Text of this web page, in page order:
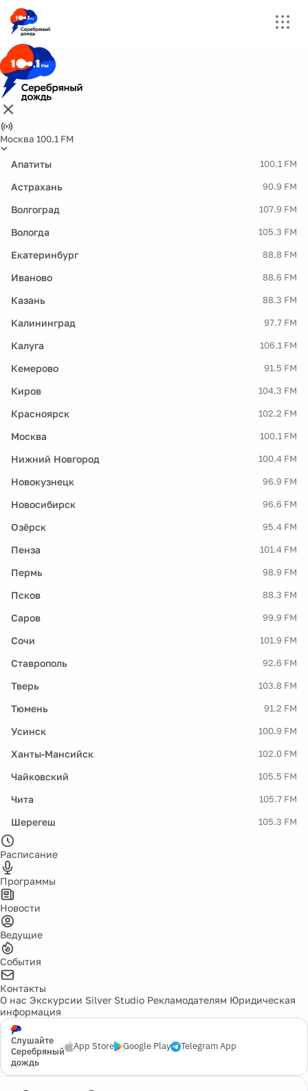
Москва 100.1 FM
Апатиты 100.1 FM
Астрахань 90.9 FM
Волгоград 107.9 FM
Вологда 105.3 FM
Екатеринбург 88.8 FM
Иваново 88.6 FM
Казань 88.3 FM
Калининград 97.7 FM
Калуга 106.1 FM
Кемерово 91.5 FM
Киров 104.3 FM
Красноярск 102.2 FM
Москва 100.1 FM
Нижний Новгород 100.4 FM
Новокузнецк 96.9 FM
Новосибирск 96.6 FM
Озёрск 95.4 FM
Пенза 101.4 FM
Пермь 98.9 FM
Псков 88.3 FM
Саров 99.9 FM
Сочи 101.9 FM
Ставрополь 92.6 FM
Тверь 103.8 FM
Тюмень 91.2 FM
Усинск 100.9 FM
Ханты-Мансийск 102.0 FM
Чайковский 105.5 FM
Чита 105.7 FM
Шерегеш 105.3 FM
Расписание
Программы
Новости
Ведущие
События
Контакты
О нас Экскурсии Silver Studio Рекламодателям Юридическая
информация
Слушайте
Серебряный
дождь
App Store Google Play Telegram App